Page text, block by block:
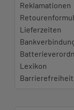
Reklamationen
Lieferzeiten
Lexikon